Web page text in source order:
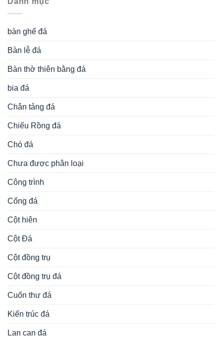
bàn ghế đá
Bàn lễ đá
Bàn thờ thiên bằng đá
bia đá
Chân tảng đá
Chiếu Rồng đá
Chó đá
Chưa được phân loại
Công trình
Cổng đá
Cột hiên
Cột Đá
Cột đồng trụ
Cột đồng trụ đá
Cuốn thư đá
Kiến trúc đá
Lan can đá